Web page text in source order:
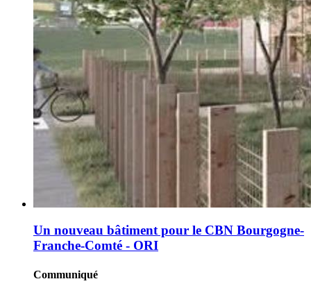
Un nouveau bâtiment pour le CBN Bourgogne-
Franche-Comté - ORI
Communiqué